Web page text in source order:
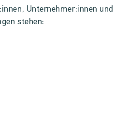
Unternehmer:innen und
stehen: